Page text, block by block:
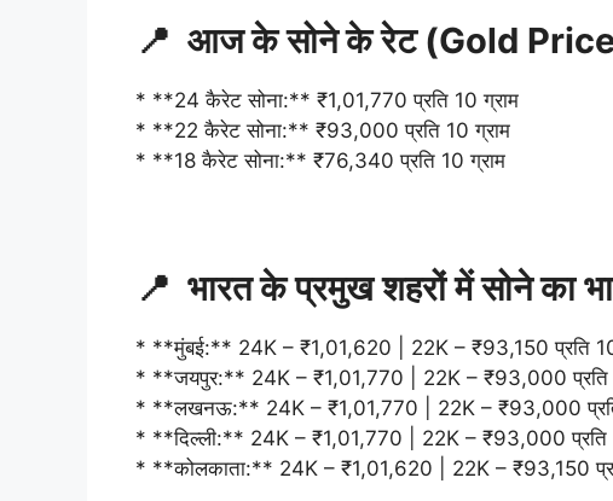
📍 आज के सोने के रेट (Gold
* **24 कैरेट सोना:** ₹1,01,770 प्रति 10 ग्राम
* **22 कैरेट सोना:** ₹93,000 प्रति 10 ग्राम
* **18 कैरेट सोना:** ₹76,340 प्रति 10 ग्राम
📍 भारत के प्रमुख शहरों में सोने का
* **मुंबई:** 24K – ₹1,01,620 | 22K – ₹93,150 प्रति
* **जयपुर:** 24K – ₹1,01,770 | 22K – ₹93,000 प्रति
* **लखनऊ:** 24K – ₹1,01,770 | 22K – ₹93,000
* **दिल्ली:** 24K – ₹1,01,770 | 22K – ₹93,000 प्रति
* **कोलकाता:** 24K – ₹1,01,620 | 22K – ₹93,150